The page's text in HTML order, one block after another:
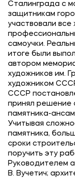
Сталинграда с
защитникам
участвовали
самоучки.
итоге были
автором
художников им.
художником
СССР
принял решение
памятника-
Учитывая
памятника,
сроки
поручить эту
Руководителем
В. Вучетич;